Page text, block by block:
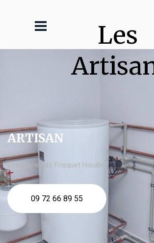
Les
ARTISAN
chaudière gaz Frisquet Houilles
09 72 66 89 55